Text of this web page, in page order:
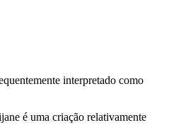
interpretado como
é uma criação relativamente